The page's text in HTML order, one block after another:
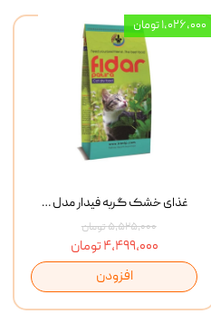
غذای خشک گربه فیدار مدل Adult وزن 10 کیلوگرم
۵,۵۲۵,۰۰۰ تومان
۴,۴۹۹,۰۰۰ تومان
افزودن
۱,۰۲۶,۰۰۰ تومان